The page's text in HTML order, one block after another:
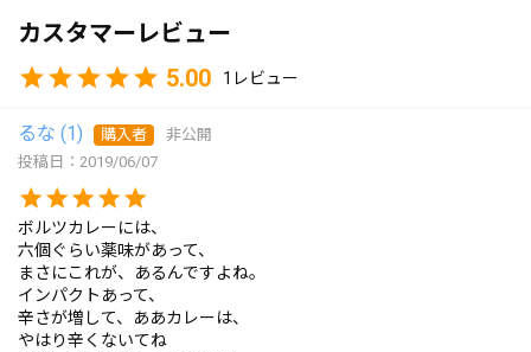
カスタマーレビュー
5.00
1
るな 1 購入者
非公開
投稿日
2019/06/07
ボルツカレーには、
六個ぐらい薬味があって、
まさにこれが、あるんですよね。
インパクトあって、
辛さが増して、ああカレーは、
やはり辛くないてね